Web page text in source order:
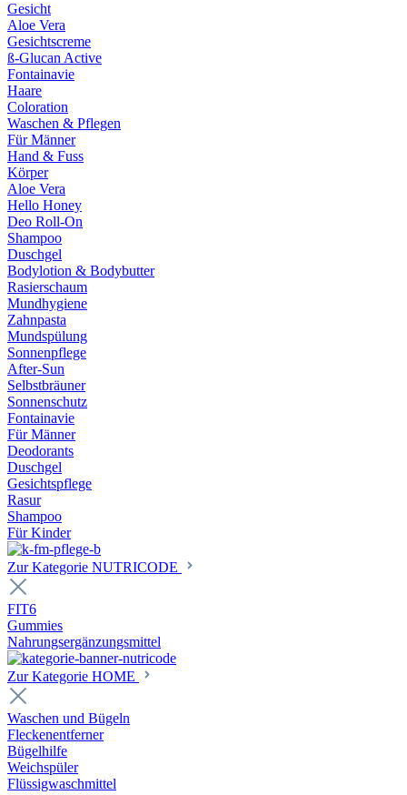
Gesicht
Aloe Vera
Gesichtscreme
ß-Glucan Active
Fontainavie
Haare
Coloration
Waschen & Pflegen
Für Männer
Hand & Fuss
Körper
Aloe Vera
Hello Honey
Deo Roll-On
Shampoo
Duschgel
Bodylotion & Bodybutter
Rasierschaum
Mundhygiene
Zahnpasta
Mundspülung
Sonnenpflege
After-Sun
Selbstbräuner
Sonnenschutz
Fontainavie
Für Männer
Deodorants
Duschgel
Gesichtspflege
Rasur
Shampoo
Für Kinder
Zur Kategorie NUTRICODE
FIT6
Gummies
Nahrungsergänzungsmittel
Zur Kategorie HOME
Waschen und Bügeln
Fleckenentferner
Bügelhilfe
Weichspüler
Flüssigwaschmittel